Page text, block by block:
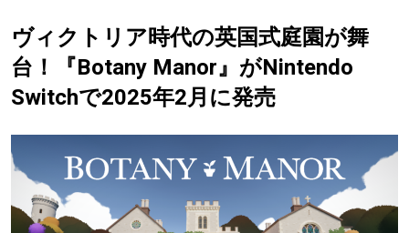
ヴィクトリア時代の英国式庭園が舞
台！『Botany Manor』がNintendo
Switchで2025年2月に発売